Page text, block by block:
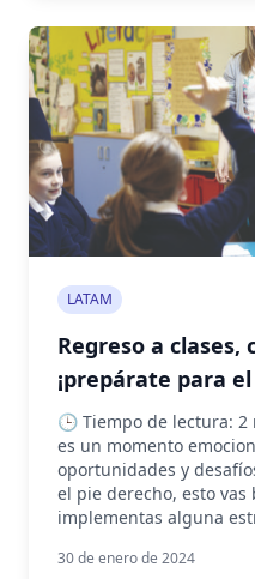
LATAM
Regreso a clases,
¡prepárate para
🕒 Tiempo de lectura: 2
es un momento
oportunidades y
el pie derecho, esto
implementas alguna
30 de enero de 2024